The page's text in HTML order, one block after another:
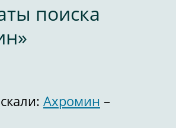
поиска
Ахромин –